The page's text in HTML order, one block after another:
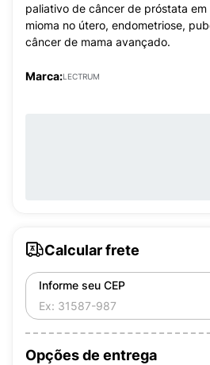
paliativo de câncer de próstata
mioma no útero, endometriose,
câncer de mama avançado.
Marca:LECTRUM
Calcular frete
Informe seu CEP
Opções de entrega